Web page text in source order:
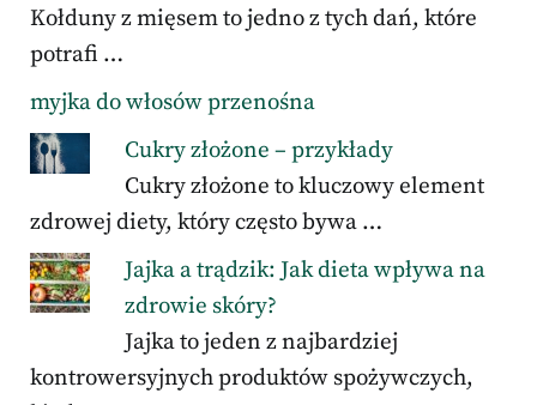
Kołduny z mięsem to jedno z tych dań, które
potrafi …
myjka do włosów przenośna
Cukry złożone – przykłady
Cukry złożone to kluczowy element
zdrowej diety, który często bywa …
Jajka a trądzik: Jak dieta wpływa na
zdrowie skóry?
Jajka to jeden z najbardziej
kontrowersyjnych produktów spożywczych,